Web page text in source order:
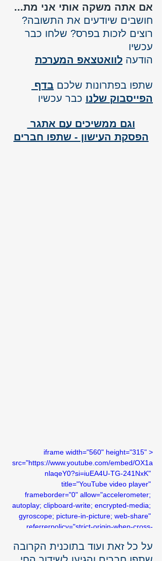
אם אתה משקה אותי אני מת...
חושבים שיודעים את התשובה?
רוצים לזכות בפרס? שלחו כבר
עכשיו
הודעה לוואטצאפ המערכת
שתפו בפתרונות שלכם בדף
הפייסבוק שלנו כבר עכשיו
וגם ממשיכים עם אתגר
הפסקת העישון - שתפו חברים
<iframe width="560" height="315"
src="https://www.youtube.com/embed/OX1a
nlaqeY0?si=iuEA4U-TG-241NxK"
title="YouTube video player"
frameborder="0" allow="accelerometer;
autoplay; clipboard-write; encrypted-media;
gyroscope; picture-in-picture; web-share"
referrerpolicy="strict-origin-when-cross-
על כל זאת ועוד בתוכנית הקרובה